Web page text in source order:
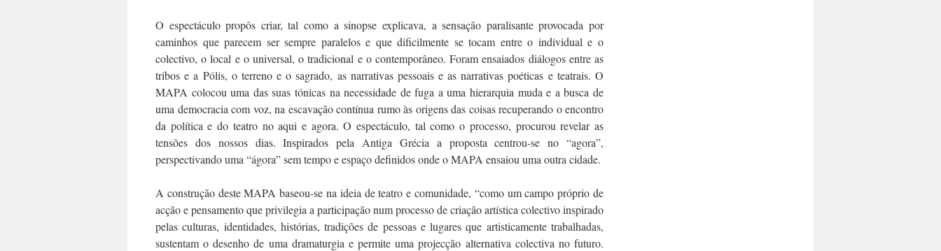
O espectáculo propôs criar, tal como a sinopse explicava, a sensação paralisante provocada por
caminhos que parecem ser sempre paralelos e que dificilmente se tocam entre o individual e o
colectivo, o local e o universal, o tradicional e o contemporâneo. Foram ensaiados diálogos entre as
tribos e a Pólis, o terreno e o sagrado, as narrativas pessoais e as narrativas poéticas e teatrais. O
MAPA colocou uma das suas tónicas na necessidade de fuga a uma hierarquia muda e a busca de
uma democracia com voz, na escavação contínua rumo às origens das coisas recuperando o encontro
da política e do teatro no aqui e agora. O espectáculo, tal como o processo, procurou revelar as
tensões dos nossos dias. Inspirados pela Antiga Grécia a proposta centrou-se no “agora”,
perspectivando uma “ágora” sem tempo e espaço definidos onde o MAPA ensaiou uma outra cidade.
A construção deste MAPA baseou-se na ideia de teatro e comunidade, “como um campo próprio de
acção e pensamento que privilegia a participação num processo de criação artística colectivo inspirado
pelas culturas, identidades, histórias, tradições de pessoas e lugares que artisticamente trabalhadas,
sustentam o desenho de uma dramaturgia e permite uma projecção alternativa colectiva no futuro.